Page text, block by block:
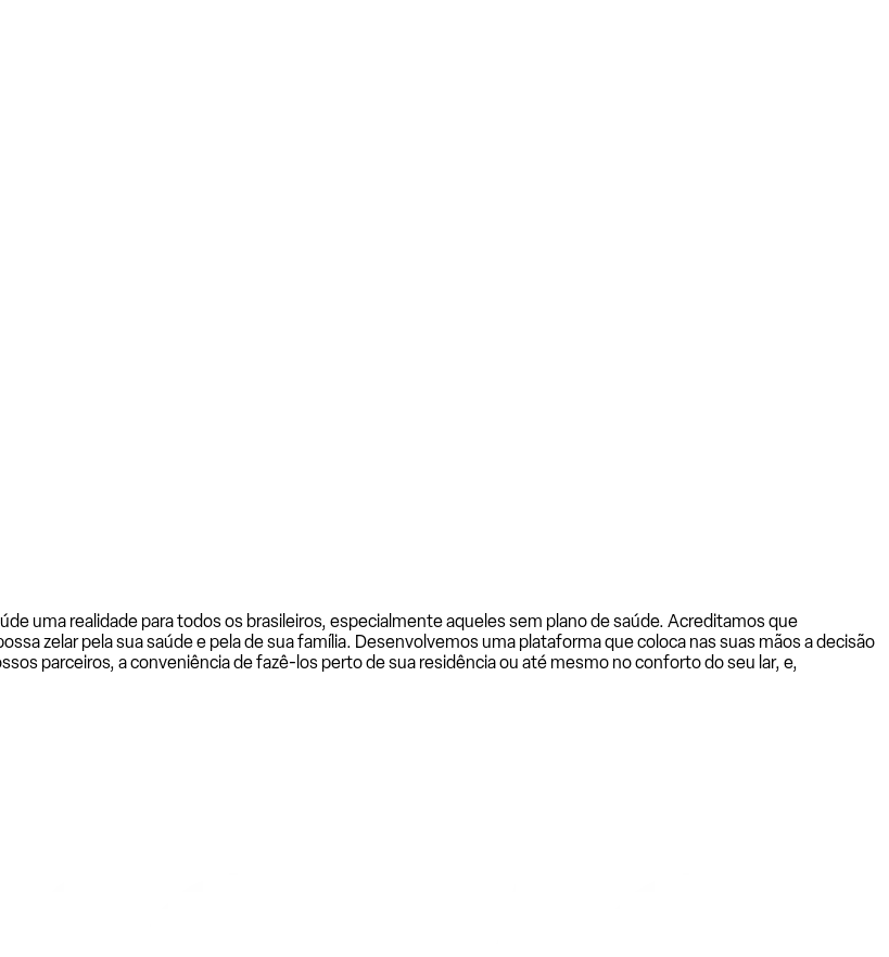
uma realidade para todos os brasileiros, especialmente aqueles sem plano de saúde. Acreditamos que
zelar pela sua saúde e pela de sua família. Desenvolvemos uma plataforma que coloca nas suas mãos a decisão
parceiros, a conveniência de fazê-los perto de sua residência ou até mesmo no conforto do seu lar, e,